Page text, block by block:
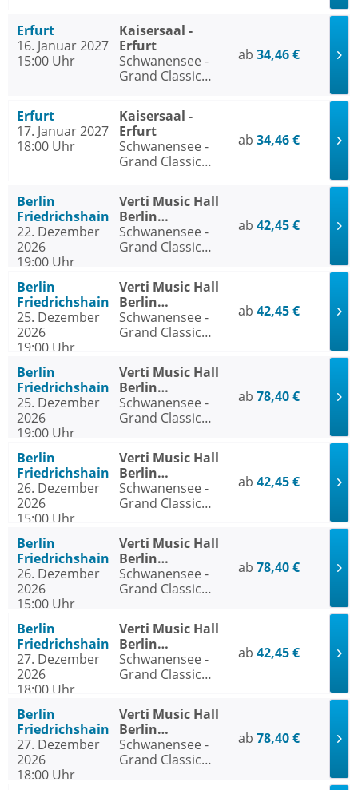
traditionelle
Wintertournee
Erfurt
16. Januar 2027
15:00 Uhr
Kaisersaal -
Erfurt
Schwanensee -
Grand Classic
traditionelle
Wintertournee
ab 34,46 €
Erfurt
17. Januar 2027
18:00 Uhr
Kaisersaal -
Erfurt
Schwanensee -
Grand Classic
traditionelle
Wintertournee
ab 34,46 €
Berlin
Friedrichshain
22. Dezember
2026
19:00 Uhr
Verti Music Hall
Berlin
Friedrichshain
Schwanensee -
Grand Classic
traditionelle
Wintertournee
ab 42,45 €
Berlin
Friedrichshain
25. Dezember
2026
19:00 Uhr
Verti Music Hall
Berlin
Friedrichshain
Schwanensee -
Grand Classic
traditionelle
Wintertournee
ab 42,45 €
Berlin
Friedrichshain
25. Dezember
2026
19:00 Uhr
Verti Music Hall
Berlin
Friedrichshain
Schwanensee -
Grand Classic
traditionelle
Wintertournee
ab 78,40 €
Berlin
Friedrichshain
26. Dezember
2026
15:00 Uhr
Verti Music Hall
Berlin
Friedrichshain
Schwanensee -
Grand Classic
traditionelle
Wintertournee
ab 42,45 €
Berlin
Friedrichshain
26. Dezember
2026
15:00 Uhr
Verti Music Hall
Berlin
Friedrichshain
Schwanensee -
Grand Classic
traditionelle
Wintertournee
ab 78,40 €
Berlin
Friedrichshain
27. Dezember
2026
18:00 Uhr
Verti Music Hall
Berlin
Friedrichshain
Schwanensee -
Grand Classic
traditionelle
Wintertournee
ab 42,45 €
Berlin
Friedrichshain
27. Dezember
2026
18:00 Uhr
Verti Music Hall
Berlin
Friedrichshain
Schwanensee -
Grand Classic
ab 78,40 €